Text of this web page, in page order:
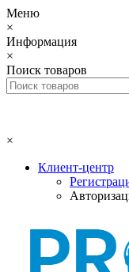
Меню
×
Информация
×
Поиск товаров
×
Клиент-центр